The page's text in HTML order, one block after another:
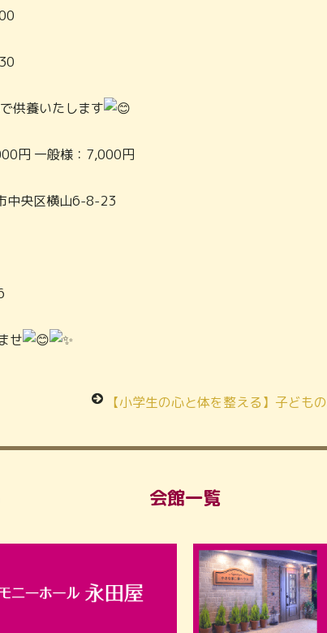
供養いたします
円 一般様：7,000円
央区横山6-8-23
せ
【小学生の心と体を整える】子どもの「穏やかな心」と「集中力」を育む、永田屋の「坐禅
会館一覧